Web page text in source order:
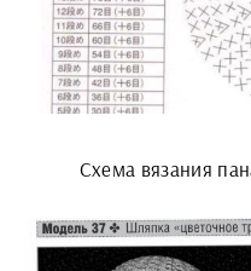
Схема вязания